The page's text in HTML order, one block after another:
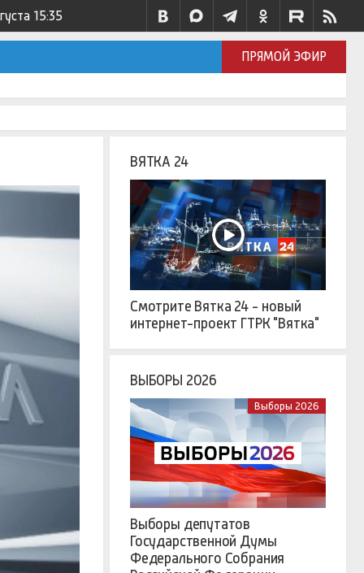
15:35
ПРЯМОЙ ЭФИР
ВЯТКА 24
Смотрите Вятка 24 - новый
интернет-проект ГТРК "Вятка"
ВЫБОРЫ 2026
Выборы 2026
Выборы депутатов
Государственной Думы
Федерального Собрания